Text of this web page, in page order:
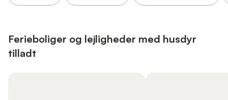
Ferieboliger og lejligheder med husdyr
tilladt